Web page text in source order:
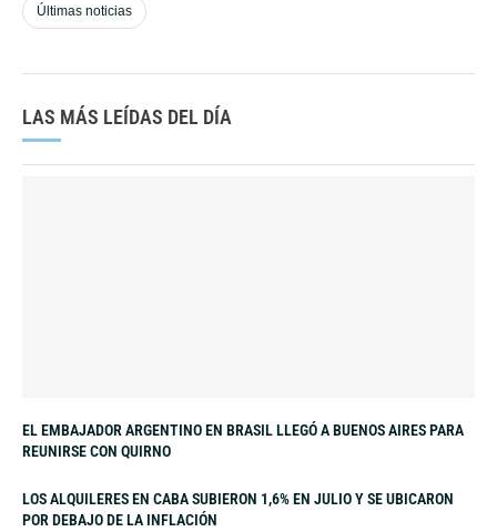
Últimas noticias
LAS MÁS LEÍDAS DEL DÍA
EL EMBAJADOR ARGENTINO EN BRASIL LLEGÓ A BUENOS AIRES PARA
REUNIRSE CON QUIRNO
LOS ALQUILERES EN CABA SUBIERON 1,6% EN JULIO Y SE UBICARON
POR DEBAJO DE LA INFLACIÓN